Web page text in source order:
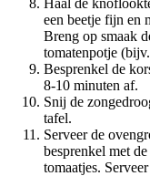
een beetje fijn en
Breng op smaak
tomatenpotje
Besprenkel de
8-10 minuten af.
Snij de
tafel.
Serveer de
besprenkel met
tomaatjes.